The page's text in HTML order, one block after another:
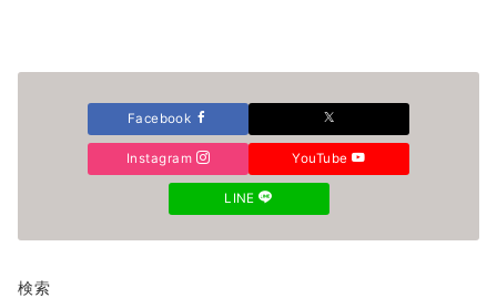
Facebook
Instagram YouTube
LINE
検索